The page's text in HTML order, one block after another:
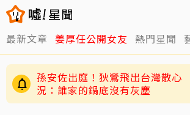
最新文章 姜厚任公開女友 熱門星聞
孫安佐出庭！狄鶯飛出台灣散
況：誰家的鍋底沒有灰塵